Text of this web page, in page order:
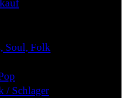
Soul, Folk
/ Schlager